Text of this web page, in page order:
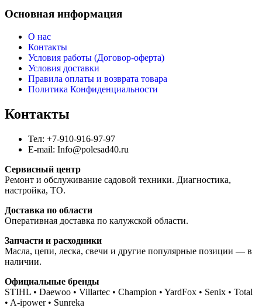
Основная информация
О нас
Контакты
Условия работы (Договор-оферта)
Условия доставки
Правила оплаты и возврата товара
Политика Конфиденциальности
Контакты
Тел: +7-910-916-97-97
E-mail: Info@polesad40.ru
Сервисный центр
Ремонт и обслуживание садовой техники. Диагностика,
настройка, ТО.
Доставка по области
Оперативная доставка по калужской области.
Запчасти и расходники
Масла, цепи, леска, свечи и другие популярные позиции — в
наличии.
Официальные бренды
STIHL • Daewoo • Villartec • Champion • YardFox • Senix • Total
• A-ipower • Sunreka